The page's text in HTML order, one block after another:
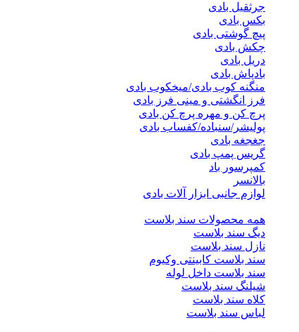
جرثقیل بادی
بکس بادی
پیچ گوشتی بادی
چکش بادی
دریل بادی
بادپاش بادی
منگنه کوب بادی/میخکوب بادی
فرز انگشتی و مینی فرز بادی
پرچ کن و مهره پرچ کن بادی
پولیشر/سنباده/کفساب بادی
جغجغه بادی
گریس پمپ بادی
کمپرسور باد
بالانسر
لوازم جانبی ابزار آلات بادی
همه محصولات سند بلاست
دیگ سند بلاست
نازل سند بلاست
سند بلاست کابینتی وکیوم
سند بلاست داخل لوله
شیلنگ سند بلاست
کلاه سند بلاست
لباس سند بلاست